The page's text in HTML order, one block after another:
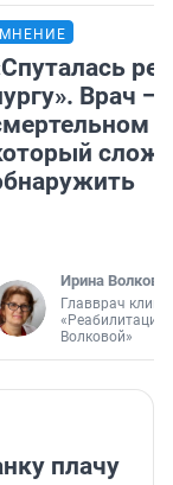
МНЕНИЕ
Врач —
Ирина Волкова
Главврач
«Реабилитация
Волковой»
плачу